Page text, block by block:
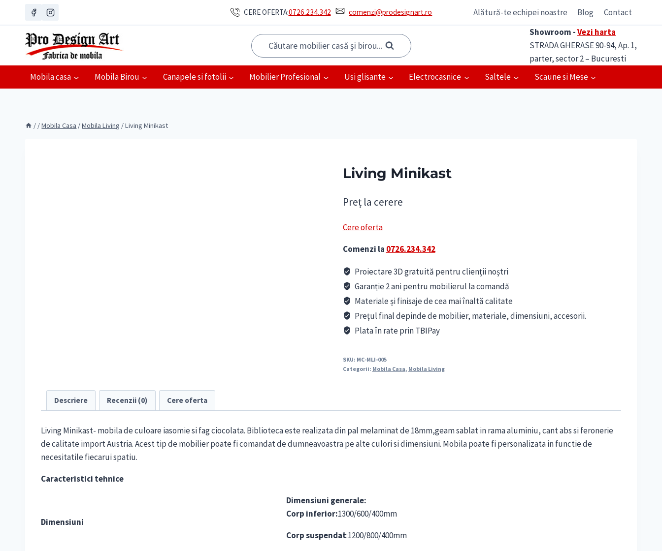
content
CERE OFERTA:0726.234.342 comenzi@prodesignart.ro Alătură-te echipei noastre Blog Contact
Căutare mobilier casă și birou...
Showroom -Vezi harta
STRADA GHERASE 90-94, Ap. 1,
parter, sector 2 – Bucuresti
Mobila casa
Mobila Birou Canapele si fotolii Mobilier Profesional Usi glisante Electrocasnice Saltele Scaune si Mese
/ /Mobila Casa /Mobila Living /Living Minikast
Living Minikast
Preț la cerere
Cere oferta
Comenzi la 0726.234.342
Proiectare 3D gratuită pentru clienții noștri
Garanție 2 ani pentru mobilierul la comandă
Materiale și finisaje de cea mai înaltă calitate
Prețul final depinde de mobilier, materiale, dimensiuni, accesorii.
Plata în rate prin TBIPay
SKU: MC-MLI-005
Categorii: Mobila Casa, Mobila Living
Descriere Recenzii (0) Cere oferta
Living Minikast- mobila de culoare iasomie si fag ciocolata. Biblioteca este realizata din pal melaminat de 18mm,geam sablat in rama aluminiu, cant abs si feronerie
de calitate import Austria. Acest tip de mobilier poate fi comandat de dumneavoastra pe alte culori si dimensiuni. Mobila poate fi personalizata in functie de
necesitatile fiecarui spatiu.
Caracteristici tehnice
Dimensiuni
Dimensiuni generale:
Corp inferior:1300/600/400mm
Corp suspendat:1200/800/400mm